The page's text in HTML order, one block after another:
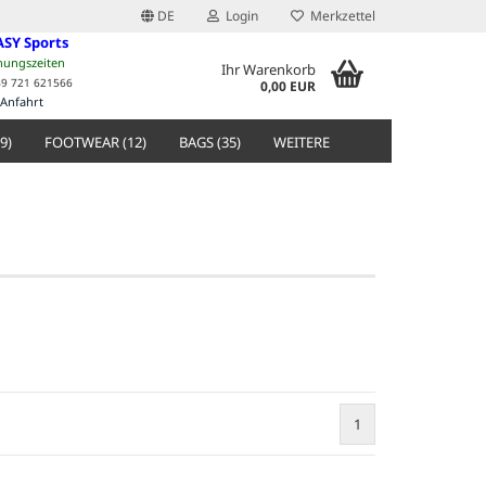
DE Login Merkzettel
Sports
721 621566
Anfahrt
Ihr Warenkorb
0,00 EUR
FOOTWEAR (12) BAGS (35) WEITERE
1